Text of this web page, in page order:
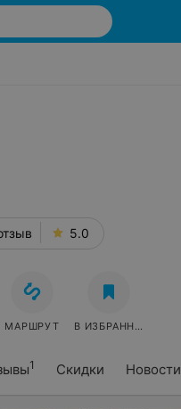
1 Скидки Новости
5.0
МАРШРУТ В ИЗБРАННОЕ